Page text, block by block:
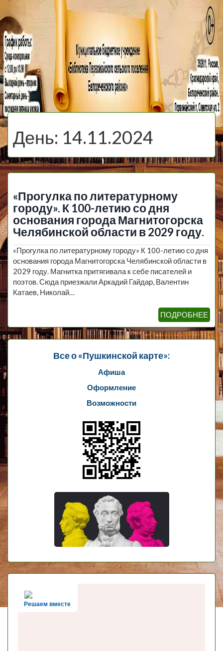
МБУ Библиотека
Первомайского
Сельского
Поселения
День: 14.11.2024
«Прогулка по литературному
городу». К 100-летию со дня
основания города Магнитогорска
Челябинской области в 2029 году.
«Прогулка по литературному городу» К 100-летию со дня
основания города Магнитогорска Челябинской области в
2029 году. Магнитка притягивала к себе писателей и
поэтов. Сюда приезжали Аркадий Гайдар, Валентин
Катаев, Николай…
ПОДРОБНЕЕ
Все о «Пушкинской карте»:
Афиша
Оформление
Возможности
Решаем вместе